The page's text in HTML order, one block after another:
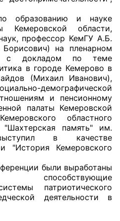
при территориальных
органов
по проведению
качества условий
КО
образованию и науке
Кемеровской области,
профессор КемГУ А.Б.
Борисович) на пленарном
с докладом по теме
в городе Кемерово в
(Михаил Иванович),
демографической
и пенсионному
палаты Кемеровской
областного
"Шахтерская память" им.
в качестве
"История Кемеровского
были выработаны
способствующие
патриотического
деятельности в